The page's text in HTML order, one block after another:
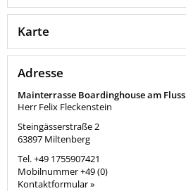
Karte
Adresse
Mainterrasse Boardinghouse am Fluss
Herr Felix Fleckenstein
Steingässerstraße 2
63897 Miltenberg
Tel.+49 1755907421
Mobilnummer+49 (0)
Kontaktformular »